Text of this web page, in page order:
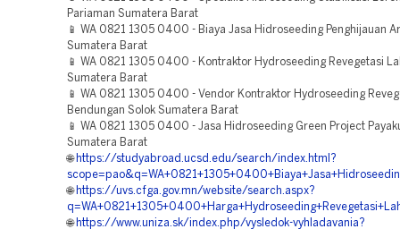
Pariaman Sumatera Barat
📱 WA 0821 1305 0400 - Biaya Jasa Hidroseeding Penghijauan
Sumatera Barat
📱 WA 0821 1305 0400 - Kontraktor Hydroseeding Revegetasi
Sumatera Barat
📱 WA 0821 1305 0400 - Vendor Kontraktor Hydroseeding
Bendungan Solok Sumatera Barat
📱 WA 0821 1305 0400 - Jasa Hidroseeding Green Project
Sumatera Barat
🌐 https://studyabroad.ucsd.edu/search/index.html?
🌐 https://uvs.cfga.gov.mn/website/search.aspx?
🌐 https://www.uniza.sk/index.php/vysledok-vyhladavania?